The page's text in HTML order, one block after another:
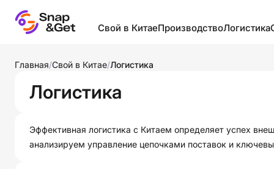
Свой в Китае
Бизнес в Китае
Образование в Китае
Полезное
Производство
посредники
Производство в разных
Логистика
Главная/Свой в Китае/Логистика
Логистика
Эффективная логистика с Китаем определяет успех
анализируем управление цепочками поставок и